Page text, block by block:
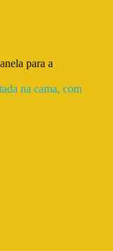
para a